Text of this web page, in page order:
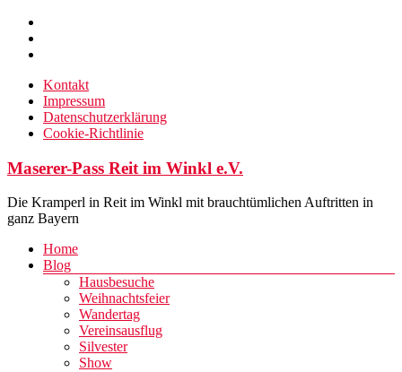
Zum
Inhalt
springen
Kontakt
Impressum
Datenschutzerklärung
Cookie-Richtlinie
Maserer-Pass Reit im Winkl e.V.
Die Kramperl in Reit im Winkl mit brauchtümlichen Auftritten in
ganz Bayern
Menü
Home
Blog
Hausbesuche
Weihnachtsfeier
Wandertag
Vereinsausflug
Silvester
Show